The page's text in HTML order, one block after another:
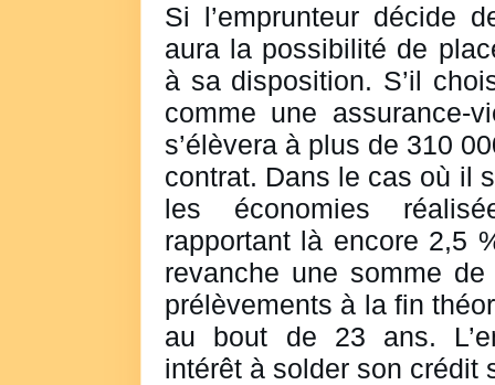
Si l’emprunteur décide
aura la possibilité de
à sa disposition. S’il
comme une assurance-
s’élèvera à plus de 310
contrat. Dans le cas où il
les économies
rapportant là encore 2,5
revanche une somme
prélèvements à la fin
au bout de 23 ans.
intérêt à solder son crédit